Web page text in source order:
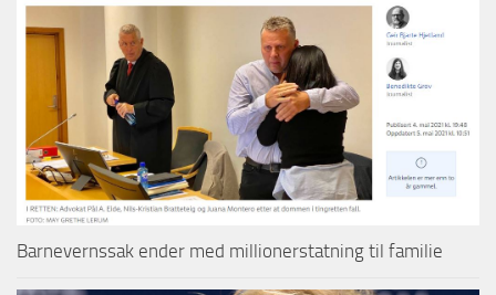
Barnevernssak ender med millionerstatning til familie